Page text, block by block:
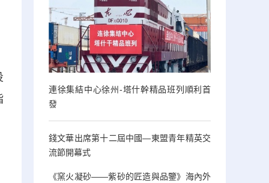
連徐集結中心徐州-塔什幹精品班列順利首
發
錢文華出席第十二屆中國—東盟青年精英交
流節開幕式
《窯火凝砂——紫砂的匠造與品鑒》海內外